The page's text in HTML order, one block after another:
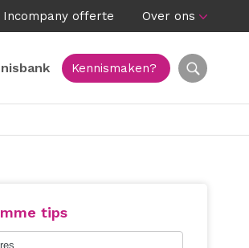
Incompany offerte Over ons
Kennismaken?
tips